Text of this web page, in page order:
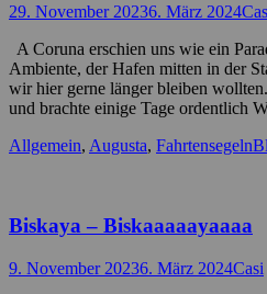
Posted
29. November 20236. März 2024
A Coruna erschien uns wie ein
Ambiente, der Hafen mitten in der
wir hier gerne länger bleiben
und brachte einige Tage ordentlich
Kategorien
Allgemein, Augusta, Fahrtensegeln
Biskaya – Biskaaaaayaaaa
Posted
9. November 20236. März 2024Autor
Casi